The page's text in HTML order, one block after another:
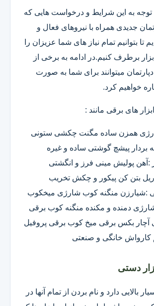
توجه به این شرایط و درخواست هایی که
جدیدی همراه با نیروهای فعال و
تا بتوانیم تمام نیاز های شما عزیزان را
برطرف کنیم.در ادامه به برخی از
میتوانند برای شما به صورت
خواهیم کرد.
های برقی مانند :
همزن ساده مگنت چکشی ستونی
بردار پیشچ گوشتی ساده و غیره
:آهن پولیش مینی فرز و انگشتی
دریل بتن کن پیکور و چکش تخریب
:شیارزن منگنه کوب شارژی میخکوب
دمنده و مکنده منگنه کوب برقی
بکس برقی میخ کوب برقی پروفیل
کارواش خانگی و صنعتی
دستی
بالایی دارد و نام بردن از تمام آنها در